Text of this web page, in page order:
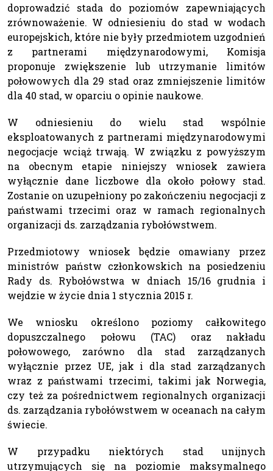
doprowadzić stada do poziomów zapewniających
zrównoważenie. W odniesieniu do stad w wodach
europejskich, które nie były przedmiotem uzgodnień
z partnerami międzynarodowymi, Komisja
proponuje zwiększenie lub utrzymanie limitów
połowowych dla 29 stad oraz zmniejszenie limitów
dla 40 stad, w oparciu o opinie naukowe.
W odniesieniu do wielu stad wspólnie
eksploatowanych z partnerami międzynarodowymi
negocjacje wciąż trwają. W związku z powyższym
na obecnym etapie niniejszy wniosek zawiera
wyłącznie dane liczbowe dla około połowy stad.
Zostanie on uzupełniony po zakończeniu negocjacji z
państwami trzecimi oraz w ramach regionalnych
organizacji ds. zarządzania rybołówstwem.
Przedmiotowy wniosek będzie omawiany przez
ministrów państw członkowskich na posiedzeniu
Rady ds. Rybołówstwa w dniach 15/16 grudnia i
wejdzie w życie dnia 1 stycznia 2015 r.
We wniosku określono poziomy całkowitego
dopuszczalnego połowu (TAC) oraz nakładu
połowowego, zarówno dla stad zarządzanych
wyłącznie przez UE, jak i dla stad zarządzanych
wraz z państwami trzecimi, takimi jak Norwegia,
czy też za pośrednictwem regionalnych organizacji
ds. zarządzania rybołówstwem w oceanach na całym
świecie.
W przypadku niektórych stad unijnych
utrzymujących się na poziomie maksymalnego